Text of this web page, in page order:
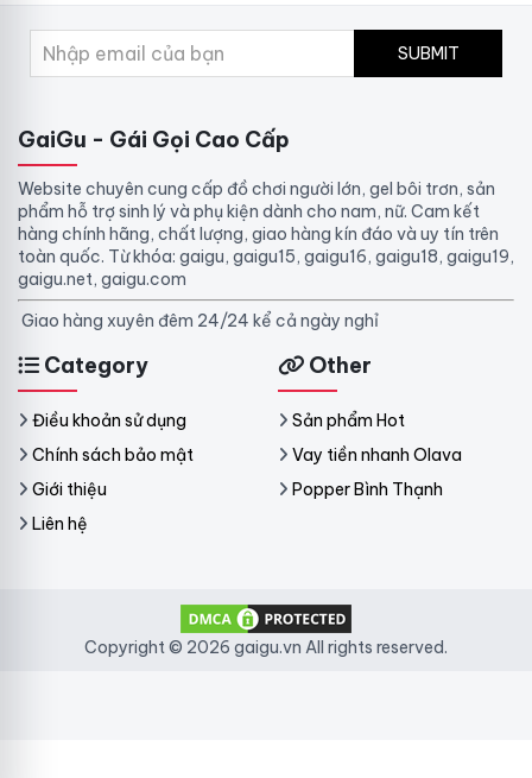
SUBMIT
GaiGu - Gái Gọi Cao Cấp
Website chuyên cung cấp đồ chơi người lớn, gel bôi trơn, sản
phẩm hỗ trợ sinh lý và phụ kiện dành cho nam, nữ. Cam kết
hàng chính hãng, chất lượng, giao hàng kín đáo và uy tín trên
toàn quốc. Từ khóa: gaigu, gaigu15, gaigu16, gaigu18, gaigu19,
gaigu.net, gaigu.com
Giao hàng xuyên đêm 24/24 kể cả ngày nghỉ
Category
Điều khoản sử dụng
Chính sách bảo mật
Giới thiệu
Liên hệ
Other
Sản phẩm Hot
Vay tiền nhanh Olava
Popper Bình Thạnh
Copyright © 2026 gaigu.vn All rights reserved.